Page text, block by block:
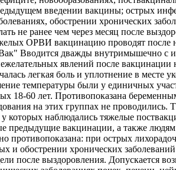
введении вакцины; острых
обострении хронических
не ранее чем через месяц после
ОРВИ вакцинацию проводят после
Вводится дважды внутримышечно с
явлений после вакцинации
легкая боль и уплотнение в месте
температуры были у единичных
18-60 лет. Противопоказана
на этих группах не проводились.
которых наблюдались тяжелые
предыдущие вакцинации, а также
противопоказана: при острых
и обострении хронических
после выздоровления. Допускается